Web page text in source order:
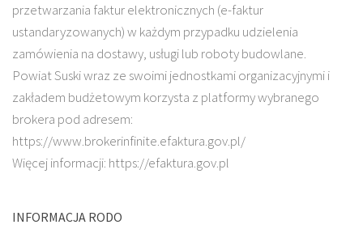
przetwarzania faktur elektronicznych (e-faktur
ustandaryzowanych) w każdym przypadku udzielenia
zamówienia na dostawy, usługi lub roboty budowlane.
Powiat Suski wraz ze swoimi jednostkami organizacyjnymi i
zakładem budżetowym korzysta z platformy wybranego
brokera pod adresem:
https://www.brokerinfinite.efaktura.gov.pl/
Więcej informacji: https://efaktura.gov.pl
INFORMACJA RODO